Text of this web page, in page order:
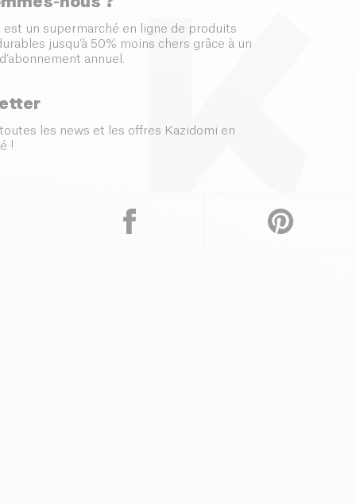
est un supermarché en ligne de produits
jusqu’à 50% moins chers grâce à un
annuel.
toutes les news et les offres Kazidomi en
!